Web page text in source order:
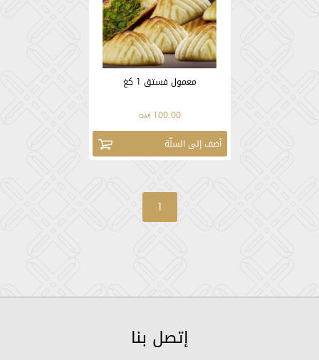
معمول فستق 1 كغ
100.00
QAR
أضف إلى السلّة
1
إتصل بنا